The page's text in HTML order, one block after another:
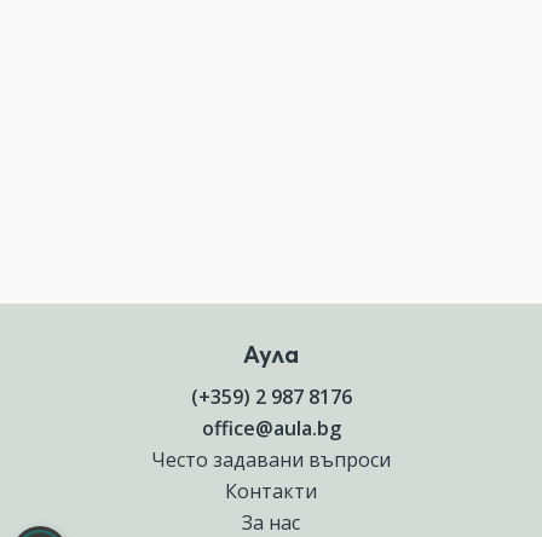
Аула
(+359) 2 987 8176
office@aula.bg
Често задавани въпроси
Контакти
За нас